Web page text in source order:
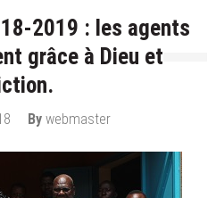
2019 : les agents
grâce à Dieu et
By webmaster